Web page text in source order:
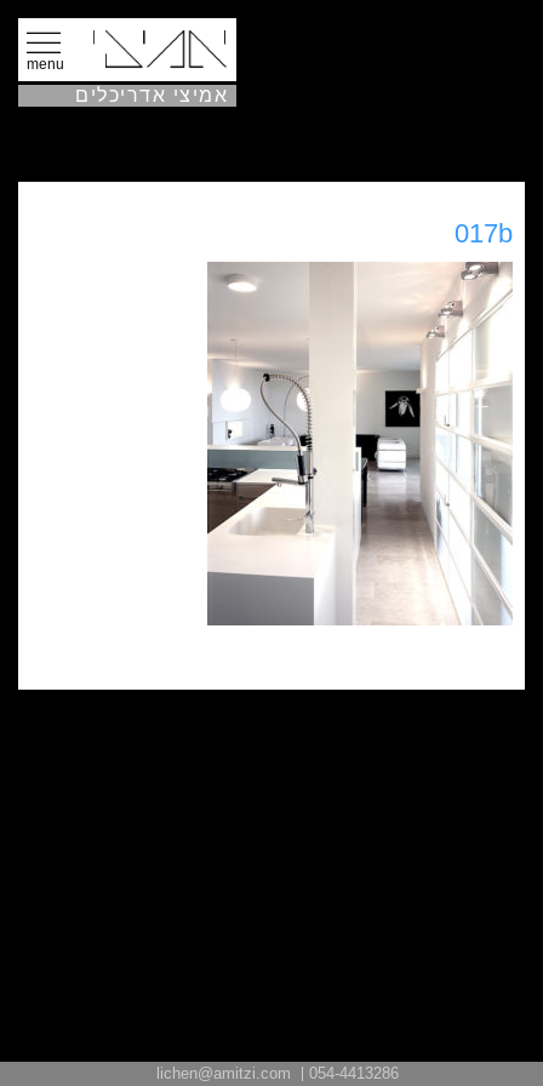
אמיצי אדריכלים
menu
017b
054-4413286
lichen@amitzi.com